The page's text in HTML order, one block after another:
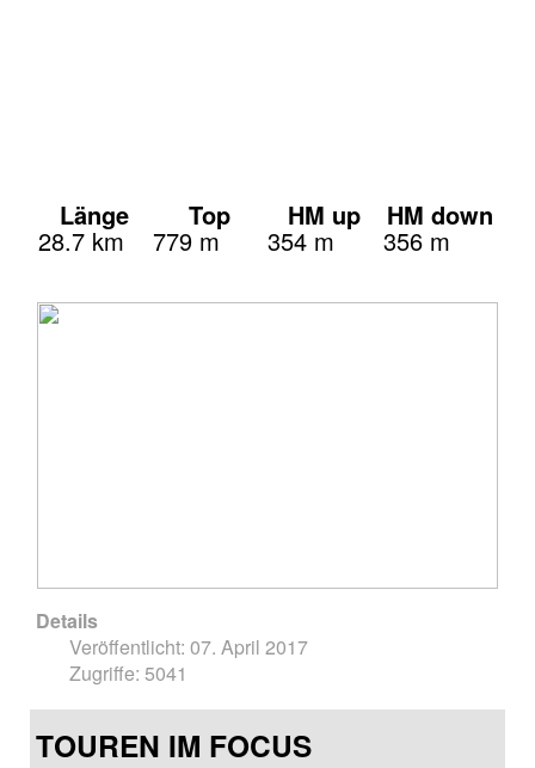
Länge Top HM up HM down
28.7 km 779 m 354 m 356 m
Details
Veröffentlicht: 07. April 2017
Zugriffe: 5041
TOUREN IM FOCUS